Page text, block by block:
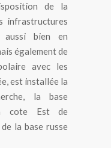
de la
infrastructures
aussi bien en
également de
avec les
est installée la
la base
cote Est de
la base russe